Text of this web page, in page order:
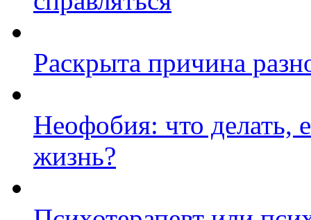
Раскрыта причина
Неофобия: что делать,
жизнь?